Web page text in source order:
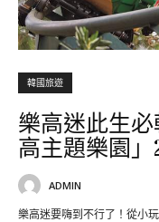
韓國旅遊
樂高迷此生
高主題樂園
ADMIN
樂高迷要嗨到不行了！從小玩